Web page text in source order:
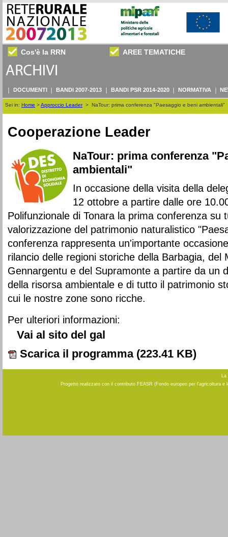
Cos'è la RRN AREE TEMATICHE
DOCUMENTI BANDI 2007-2013 BANDI PSR 2014-2020 NORMATIVA
Sei in: Home >Approccio Leader> NaTour: prima conferenza "Paesaggio e beni ambientali"
Cooperazione Leader
NaTour: prima conferenza
ambientali"
In occasione della visita della
12 ottobre a partire dalle ore
Polifunzionale di Tonara la prima conferenza su
valorizzazione del patrimonio naturalistico
conferenza rappresenta un'importante
rilancio delle regioni storiche della Barbagia, del
Gennargentu e del Supramonte a partire da un
della risorsa ambientale e di tutto il patrimonio
cui le nostre zone sono ricche.
Per ulteriori informazioni:
Vai al sito del gal
Scarica il programma(223.41 KB)
La
Progetto realizzato con il contributo FEASR (Fondo europeo per l'agricoltura